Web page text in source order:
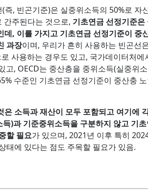
, 빈곤기준)은 실중위소득의 50%로 자
간주된다는 것으로, 기초연금 선정기준은
, 이를 가지고 기초연금 선정기준이 중
과장이며, 우리가 흔히 사용하는 빈곤선
사용하는 경우도 있고, 국가데이터처에
, OECD는 중산층을 중위소득(실중위
수준인 기초연금 선정기준이 중산충
소득과 재산이 모두 포함되고 여기에
)과 기준중위소득을 구분하지 않고 기
할 필요가 있으며, 2021년 이후 특히
태에 있다는 점도 주목할 필요가 있음.